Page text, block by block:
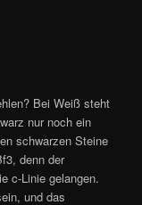
Bei Weiß steht
nur noch ein
schwarzen Steine
denn der
c-Linie gelangen.
und das